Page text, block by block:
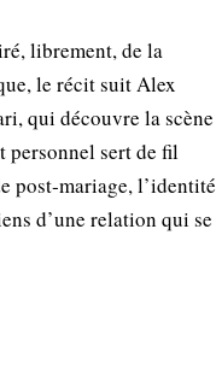
librement, de la
le récit suit Alex
qui découvre la scène
personnel sert de fil
post‑mariage, l’identité
d’une relation qui se